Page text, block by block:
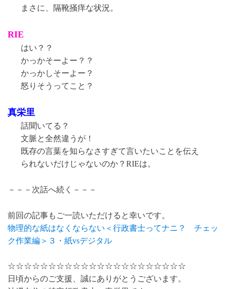
まさに、隔靴掻痒な状況。
RIE
はい？？
かっかそーよー？？
かっかしそーよー？
怒りそうってこと？
真栄里
話聞いてる？
文脈と全然違うが！
既存の言葉を知らなさすぎて言いたいことを伝え
られないだけじゃないのか？RIEは。
－－－次話へ続く－－－
前回の記事もご一読いただけると幸いです。
物理的な紙はなくならない＜行政書士ってナニ？ チェッ
ク作業編＞３・紙vsデジタル
☆☆☆☆☆☆☆☆☆☆☆☆☆☆☆☆☆☆☆☆☆☆
日頃からのご支援、誠にありがとうございます。